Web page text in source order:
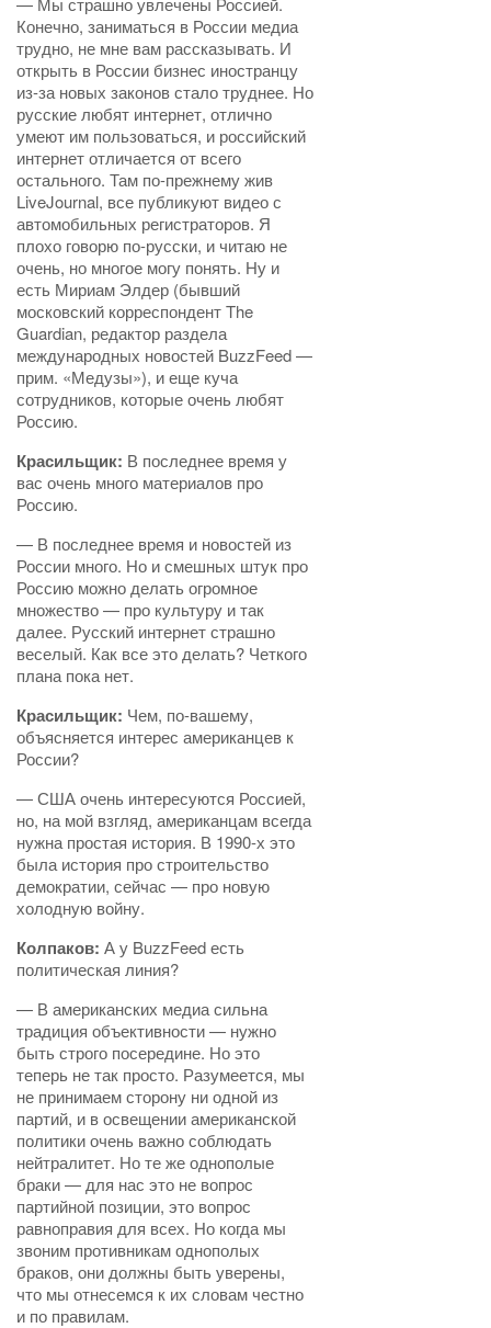
Конечно, заниматься в России медиа
трудно, не мне вам рассказывать. И
открыть в России бизнес иностранцу
из-за новых законов стало труднее. Но
русские любят интернет, отлично
умеют им пользоваться, и российский
интернет отличается от всего
остального. Там по-прежнему жив
LiveJournal, все публикуют видео с
автомобильных регистраторов. Я
плохо говорю по-русски, и читаю не
очень, но многое могу понять. Ну и
есть Мириам Элдер (бывший
московский корреспондент The
Guardian, редактор раздела
международных новостей BuzzFeed —
прим. «Медузы»), и еще куча
сотрудников, которые очень любят
Россию.
Красильщик: В последнее время у
вас очень много материалов про
Россию.
— В последнее время и новостей из
России много. Но и смешных штук про
Россию можно делать огромное
множество — про культуру и так
далее. Русский интернет страшно
веселый. Как все это делать? Четкого
плана пока нет.
Красильщик: Чем, по-вашему,
объясняется интерес американцев к
России?
— США очень интересуются Россией,
но, на мой взгляд, американцам всегда
нужна простая история. В 1990-х это
была история про строительство
демократии, сейчас — про новую
холодную войну.
Колпаков: А у BuzzFeed есть
политическая линия?
— В американских медиа сильна
традиция объективности — нужно
быть строго посередине. Но это
теперь не так просто. Разумеется, мы
не принимаем сторону ни одной из
партий, и в освещении американской
политики очень важно соблюдать
нейтралитет. Но те же однополые
браки — для нас это не вопрос
партийной позиции, это вопрос
равноправия для всех. Но когда мы
звоним противникам однополых
браков, они должны быть уверены,
что мы отнесемся к их словам честно
и по правилам.